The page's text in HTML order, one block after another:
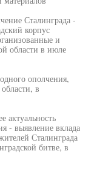
Сталинграда -
корпус
и
области в июле
ополчения,
в
актуальность
- выявление вклада
Сталинграда
битве, в